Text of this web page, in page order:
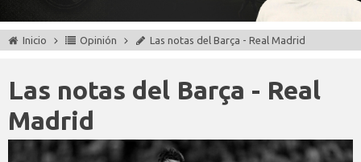
Inicio Opinión Las notas del Barça - Real Madrid
Las notas del Barça - Real
Madrid